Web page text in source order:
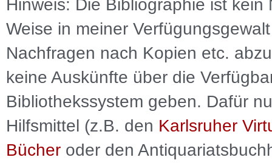
Hinweis: Die Bibliographie ist kein
Weise in meiner
Nachfragen nach Kopien etc.
keine Auskünfte über die
Bibliothekssystem geben. Dafür
Hilfsmittel (z.B. den Karlsruher
Bücher oder den